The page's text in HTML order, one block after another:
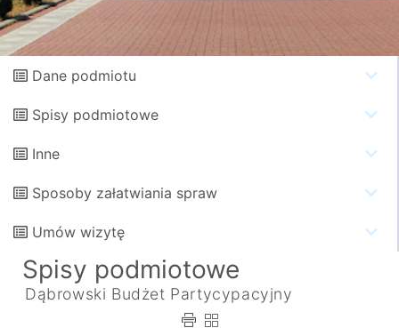
Dane podmiotu
Spisy podmiotowe
Inne
Sposoby załatwiania spraw
Umów wizytę
Spisy podmiotowe
Dąbrowski Budżet Partycypacyjny